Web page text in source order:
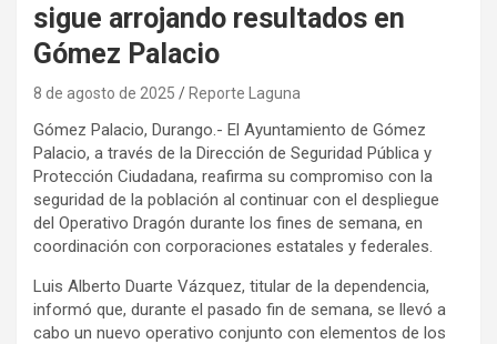
sigue arrojando resultados en
Gómez Palacio
8 de agosto de 2025 Reporte Laguna
Gómez Palacio, Durango.- El Ayuntamiento de Gómez
Palacio, a través de la Dirección de Seguridad Pública y
Protección Ciudadana, reafirma su compromiso con la
seguridad de la población al continuar con el despliegue
del Operativo Dragón durante los fines de semana, en
coordinación con corporaciones estatales y federales.
Luis Alberto Duarte Vázquez, titular de la dependencia,
informó que, durante el pasado fin de semana, se llevó a
cabo un nuevo operativo conjunto con elementos de los